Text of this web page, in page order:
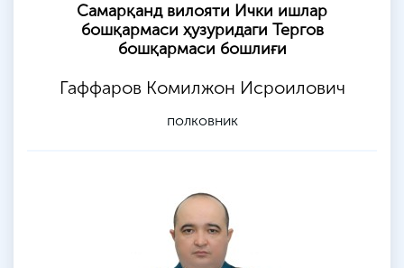
Самарқанд вилояти Ички ишлар
бошқармаси ҳузуридаги Тергов
бошқармаси бошлиғи
Гаффаров Комилжон Исроилович
полковник